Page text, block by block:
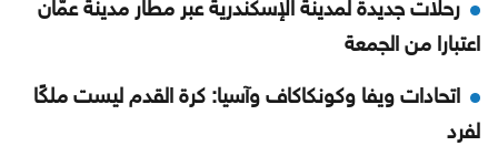
اعتبارا من الجمعة
اتحادات ويفا وكونكاكاف وآسيا: كرة القدم ليست ملكًا
لفرد